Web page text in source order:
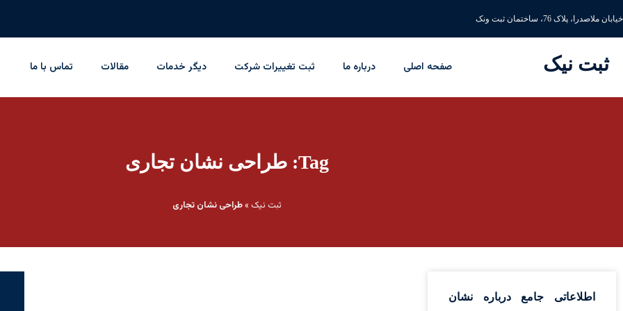
خیابان ملاصدرا، پلاک 76، ساختمان ثبت ونک
ثبت نیک صفحه اصلی درباره ما ثبت تغییرات شرکت دیگر خدمات مقالات تماس با ما
Tag: طراحی نشان تجاری
ثبت نیک »طراحی نشان تجاری
اطلاعاتی جامع درباره نشان